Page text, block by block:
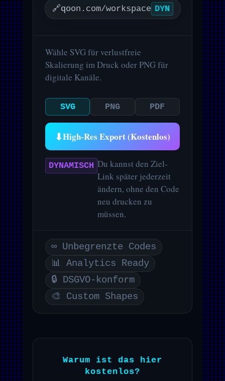
🔗qoon.com/workspace DYN
Wähle SVG für verlustfreie
Skalierung im Druck oder PNG für
digitale Kanäle.
SVG PNG PDF
⬇High-Res Export (Kostenlos)
DYNAMISCH Du kannst den Ziel-
Link später jederzeit
ändern, ohne den Code
neu drucken zu
müssen.
∞ Unbegrenzte Codes
📊 Analytics Ready
🔒 DSGVO-konform
🎨 Custom Shapes
Warum ist das hier
kostenlos?